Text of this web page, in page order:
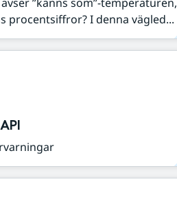
I denna vägled...